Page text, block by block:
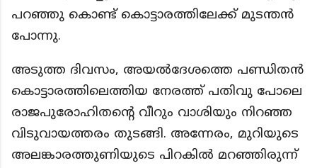
പറഞ്ഞു കൊണ്ട് കൊട്ടാരത്തിലേക്ക് മുടന്തൻ
പോന്നു.
അടുത്ത ദിവസം, അയൽദേശത്തെ പണ്ഡിതൻ
കൊട്ടാരത്തിലെത്തിയ നേരത്ത് പതിവു പോലെ
രാജപുരോഹിതന്റെ വീറും വാശിയും നിറഞ്ഞ
വിടുവായത്തരം തുടങ്ങി. അന്നേരം, മുറിയുടെ
അലങ്കാരത്തുണിയുടെ പിറകിൽ മറഞ്ഞിരുന്ന്